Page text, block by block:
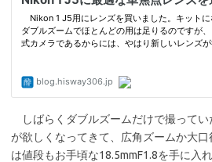
しばらくダブルズームだけで撮ってい
が欲しくなってきて、広角ズームか大
は値段もお手頃な18.5mmF1.8を手に入